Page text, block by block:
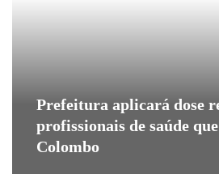
Prefeitura aplicará dose
profissionais de saúde
Colombo